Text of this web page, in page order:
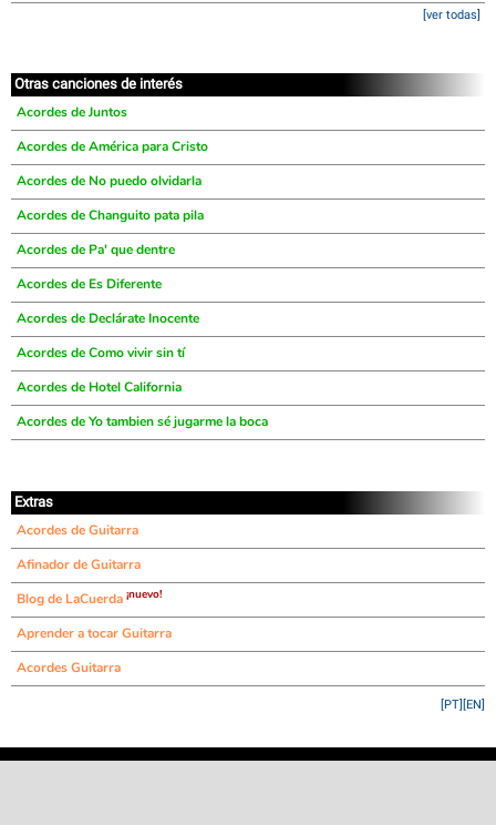
[ver todas]
Otras canciones de interés
Acordes de Juntos
Acordes de América para Cristo
Acordes de No puedo olvidarla
Acordes de Changuito pata pila
Acordes de Pa' que dentre
Acordes de Es Diferente
Acordes de Declárate Inocente
Acordes de Como vivir sin tí
Acordes de Hotel California
Acordes de Yo tambien sé jugarme la boca
Extras
Acordes de Guitarra
Afinador de Guitarra
Blog de LaCuerda ¡nuevo!
Aprender a tocar Guitarra
Acordes Guitarra
[EN]
[PT]